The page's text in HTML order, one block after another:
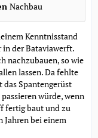
Nachbau
Kenntnisstand
in der Bataviawerft.
nachzubauen, so wie
lassen. Da fehlte
Spantengerüst
würde, wenn
fertig baut und zu
Jahren bei einem